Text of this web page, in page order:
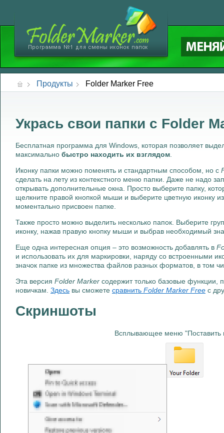
Продукты Folder Marker Free
Укрась свои папки с Folder
Бесплатная программа для Windows, которая позволяет
максимально быстро находить их взглядом
Иконку папки можно поменять и стандартным способом, но с
сделать на лету из контекстного меню папки. Даже не надо
открывать дополнительные окна. Просто выберите папку,
щелкните правой кнопкой мыши и выберите цветную иконку
моментально присвоен папке.
Также просто можно выделить несколько папок. Выберите
иконку, нажав правую кнопку мыши и выбрав необходимый
Еще одна интересная опция – это возможность добавлять в
и использовать их для маркировки, наряду со встроенными
значок папке из множества файлов разных форматов, в том
Эта версия Folder Marker содержит только базовые функции,
новичкам. Здесь вы сможете сравнить Folder Marker Free с
Скриншоты
Всплывающее меню "Поставить